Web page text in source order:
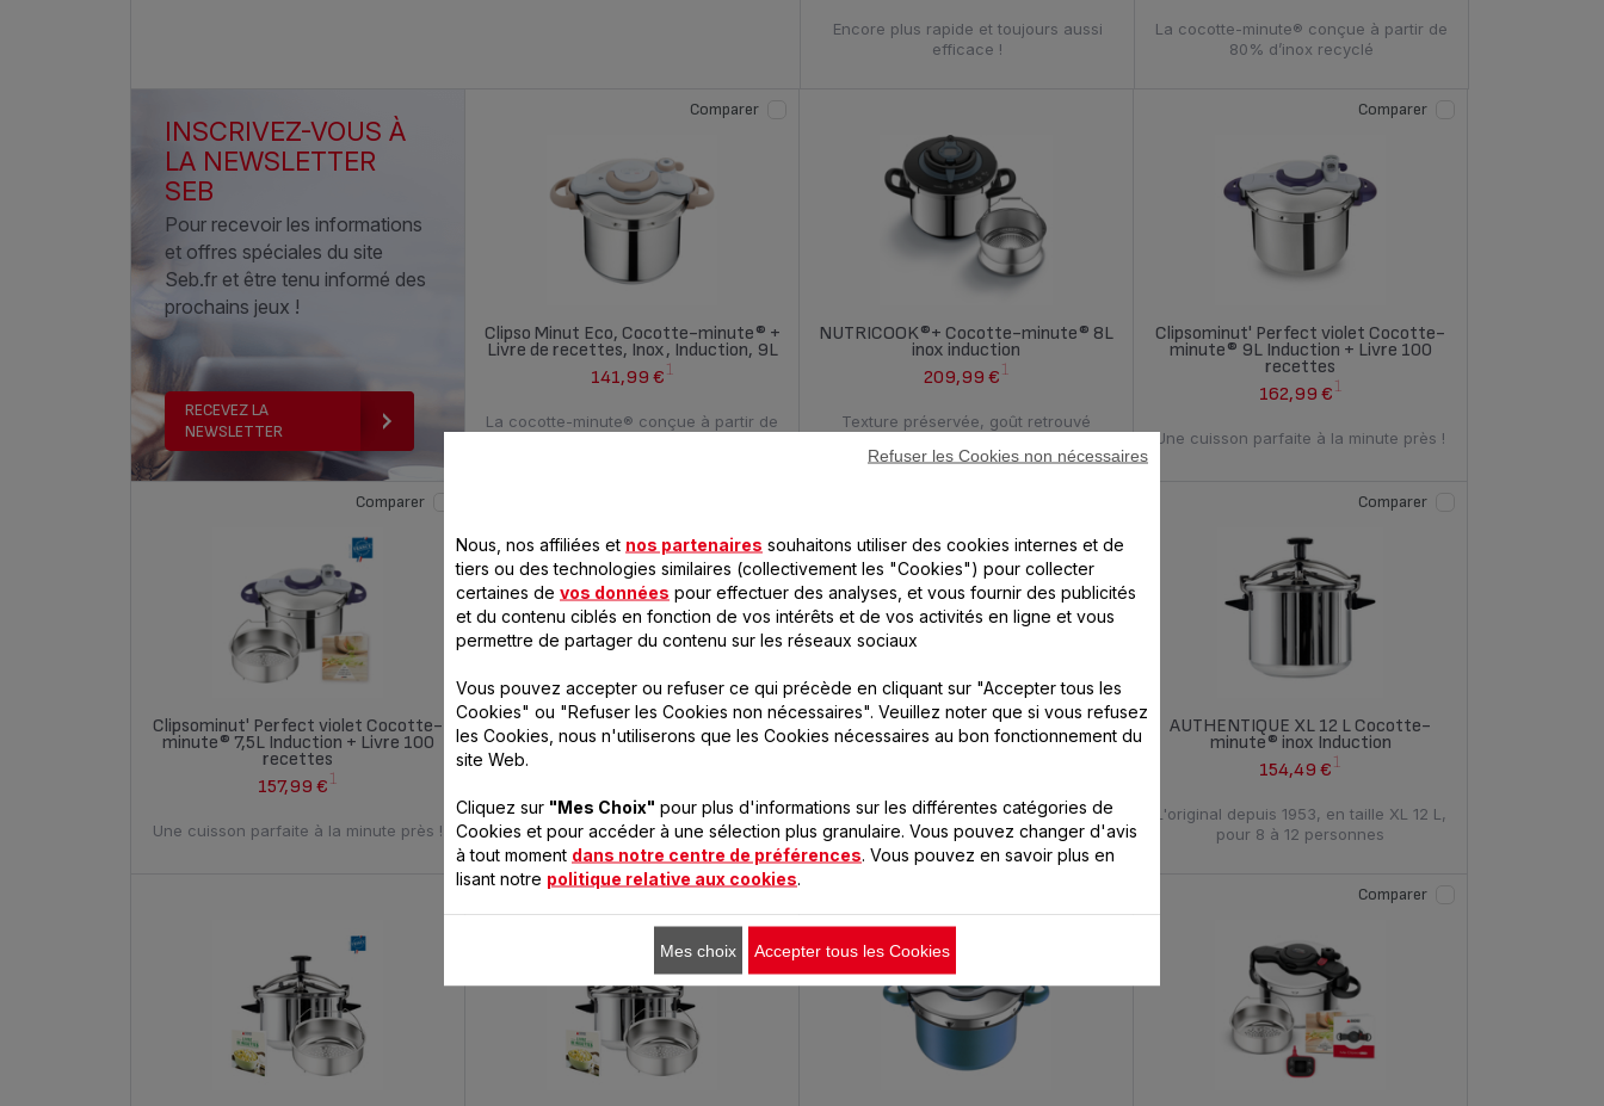
Encore plus rapide et toujours aussi
efficace !
La cocotte-minute® conçue à partir de
80% d’inox recyclé
INSCRIVEZ-VOUS À
LA NEWSLETTER
SEB
Pour recevoir les informations
et offres spéciales du site
Seb.fr et être tenu informé des
prochains jeux !
RECEVEZ LA
NEWSLETTER
Clipso Minut Eco, Cocotte-minute® +
Livre de recettes, Inox, Induction, 9L
141,99 €1
La cocotte-minute® conçue à partir de
Comparer
NUTRICOOK®+ Cocotte-minute® 8L
inox induction
209,99 €1
Texture préservée, goût retrouvé
Clipsominut' Perfect violet Cocotte-
minute® 9L Induction + Livre 100
recettes
162,99 €1
Une cuisson parfaite à la minute près !
Comparer
Clipsominut' Perfect violet Cocotte-
minute® 7,5L Induction + Livre 100
recettes
157,99 €1
Une cuisson parfaite à la minute près !
Comparer
CLIPSOMINUT' PERFECT violet
Cocotte-minute® 4,5L Induction +
Une cuisson parfaite à la minute près !
CLIPSOMINUT' PERFECT violet
Cocotte-minute® 6L Induction +
Une cuisson parfaite à la minute près !
AUTHENTIQUE XL 12 L Cocotte-
minute® inox Induction
154,49 €1
L'original depuis 1953, en taille XL 12 L,
pour 8 à 12 personnes
Comparer
Comparer
Nous, nos affiliées et nos partenaires souhaitons utiliser des cookies internes et de
tiers ou des technologies similaires (collectivement les "Cookies") pour collecter
certaines de vos données pour effectuer des analyses, et vous fournir des publicités
et du contenu ciblés en fonction de vos intérêts et de vos activités en ligne et vous
permettre de partager du contenu sur les réseaux sociaux
Vous pouvez accepter ou refuser ce qui précède en cliquant sur "Accepter tous les
Cookies" ou "Refuser les Cookies non nécessaires". Veuillez noter que si vous refusez
les Cookies, nous n'utiliserons que les Cookies nécessaires au bon fonctionnement du
site Web.
Cliquez sur "Mes Choix" pour plus d'informations sur les différentes catégories de
Cookies et pour accéder à une sélection plus granulaire. Vous pouvez changer d'avis
à tout moment dans notre centre de préférences . Vous pouvez en savoir plus en
lisant notre politique relative aux cookies
Refuser les Cookies non nécessaires
Mes choix Accepter tous les Cookies